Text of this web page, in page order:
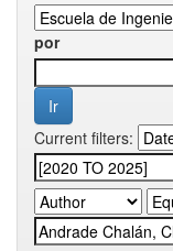
por
Current filters: